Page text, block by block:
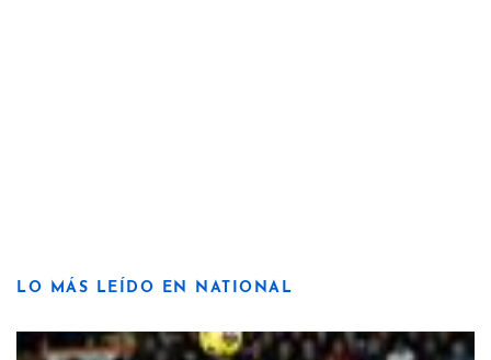
LO MÁS LEÍDO EN NATIONAL